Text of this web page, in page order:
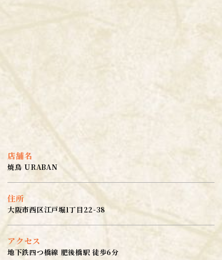
店舗名
焼鳥 URABAN
住所
大阪市西区江戸堀1丁目22-38
アクセス
地下鉄四つ橋線 肥後橋駅 徒歩6分